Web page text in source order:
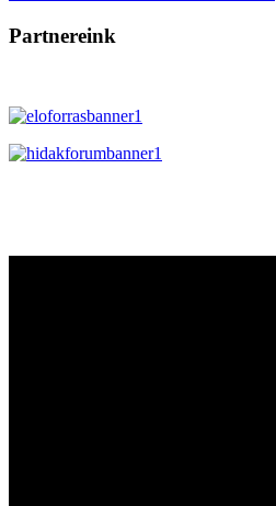
Partnereink